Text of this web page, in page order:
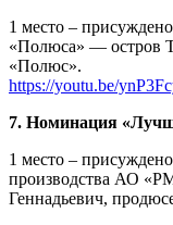
1 место –
«Полюса» — остров
«Полюс».
https://youtu.be/
7. Номинация
1 место –
производства АО
Геннадьевич,